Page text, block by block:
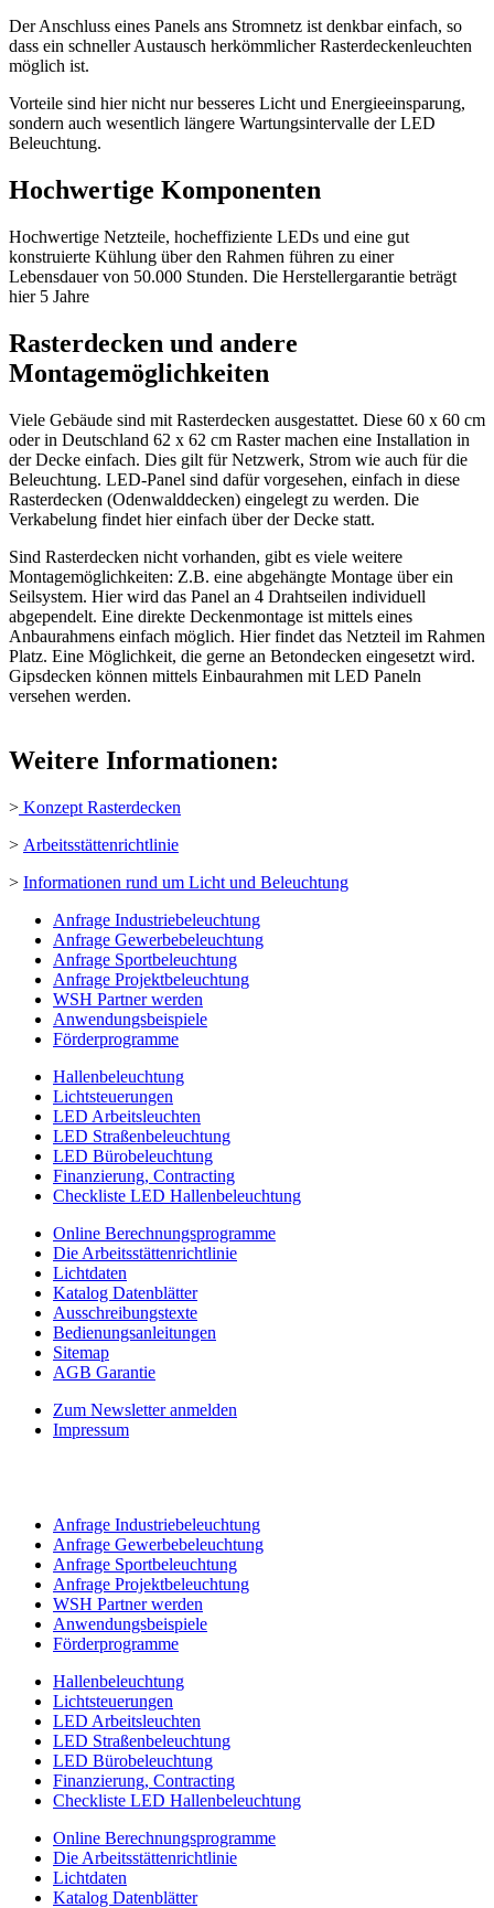
Der Anschluss eines Panels ans Stromnetz ist denkbar einfach, so
dass ein schneller Austausch herkömmlicher Rasterdeckenleuchten
möglich ist.
Vorteile sind hier nicht nur besseres Licht und Energieeinsparung,
sondern auch wesentlich längere Wartungsintervalle der LED
Beleuchtung.
Hochwertige Komponenten
Hochwertige Netzteile, hocheffiziente LEDs und eine gut
konstruierte Kühlung über den Rahmen führen zu einer
Lebensdauer von 50.000 Stunden. Die Herstellergarantie beträgt
hier 5 Jahre
Rasterdecken und andere
Montagemöglichkeiten
Viele Gebäude sind mit Rasterdecken ausgestattet. Diese 60 x 60 cm
oder in Deutschland 62 x 62 cm Raster machen eine Installation in
der Decke einfach. Dies gilt für Netzwerk, Strom wie auch für die
Beleuchtung. LED-Panel sind dafür vorgesehen, einfach in diese
Rasterdecken (Odenwalddecken) eingelegt zu werden. Die
Verkabelung findet hier einfach über der Decke statt.
Sind Rasterdecken nicht vorhanden, gibt es viele weitere
Montagemöglichkeiten: Z.B. eine abgehängte Montage über ein
Seilsystem. Hier wird das Panel an 4 Drahtseilen individuell
abgependelt. Eine direkte Deckenmontage ist mittels eines
Anbaurahmens einfach möglich. Hier findet das Netzteil im Rahmen
Platz. Eine Möglichkeit, die gerne an Betondecken eingesetzt wird.
Gipsdecken können mittels Einbaurahmen mit LED Paneln
versehen werden.
Weitere Informationen:
> Konzept Rasterdecken
> Arbeitsstättenrichtlinie
> Informationen rund um Licht und Beleuchtung
Anfrage Industriebeleuchtung
Anfrage Gewerbebeleuchtung
Anfrage Sportbeleuchtung
Anfrage Projektbeleuchtung
WSH Partner werden
Anwendungsbeispiele
Förderprogramme
Hallenbeleuchtung
Lichtsteuerungen
LED Arbeitsleuchten
LED Straßenbeleuchtung
LED Bürobeleuchtung
Finanzierung, Contracting
Checkliste LED Hallenbeleuchtung
Online Berechnungsprogramme
Die Arbeitsstättenrichtlinie
Lichtdaten
Katalog Datenblätter
Ausschreibungstexte
Bedienungsanleitungen
Sitemap
AGB Garantie
Zum Newsletter anmelden
Impressum
Anfrage Industriebeleuchtung
Anfrage Gewerbebeleuchtung
Anfrage Sportbeleuchtung
Anfrage Projektbeleuchtung
WSH Partner werden
Anwendungsbeispiele
Förderprogramme
Hallenbeleuchtung
Lichtsteuerungen
LED Arbeitsleuchten
LED Straßenbeleuchtung
LED Bürobeleuchtung
Finanzierung, Contracting
Checkliste LED Hallenbeleuchtung
Online Berechnungsprogramme
Die Arbeitsstättenrichtlinie
Lichtdaten
Katalog Datenblätter